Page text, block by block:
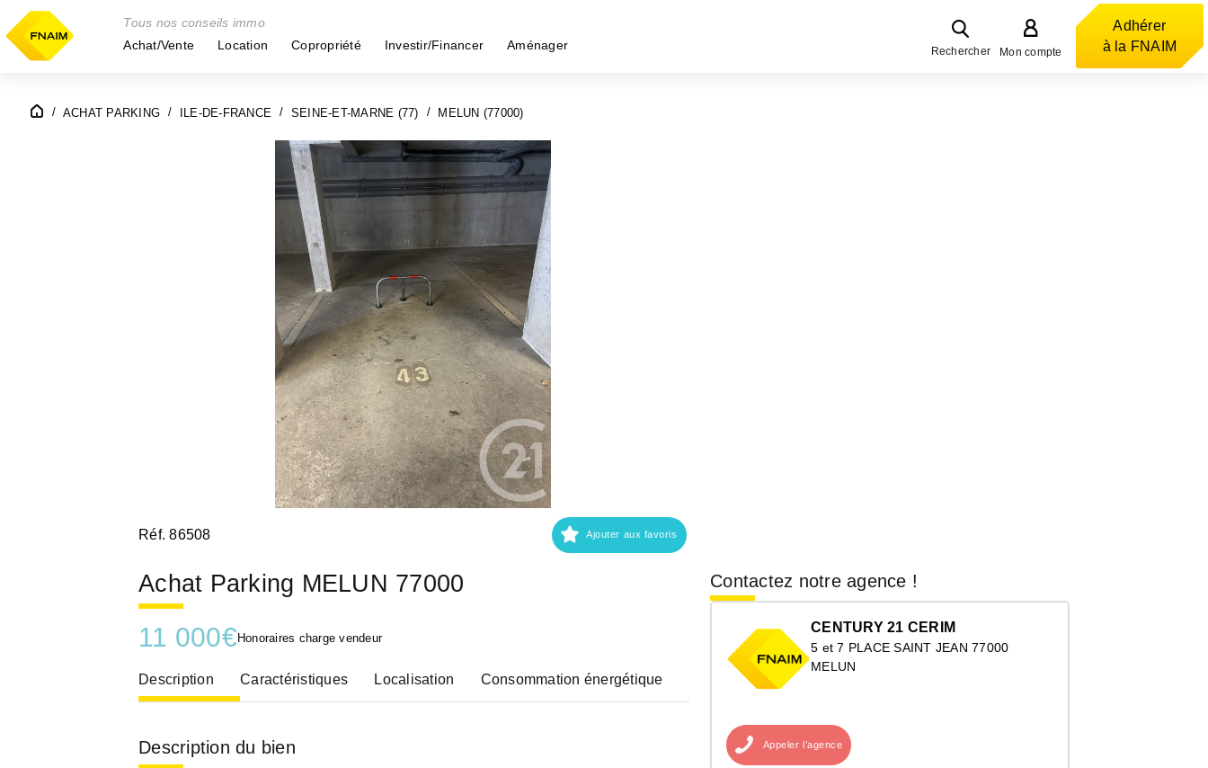
Tous nos conseils immo
Achat/Vente
Location Copropriété Investir/Financer Aménager Rechercher Mon compte
Adhérer
à la FNAIM
ACHAT PARKING ILE-DE-FRANCE SEINE-ET-MARNE (77) MELUN (77000)
Réf. 86508 Ajouter aux favoris
Achat Parking MELUN 77000
11 000€ Honoraires charge vendeur
Description Caractéristiques Localisation Consommation énergétique
Description du bien
Contactez notre agence !
CENTURY 21 CERIM
5 et 7 PLACE SAINT JEAN 77000
MELUN
Appeler l’agence